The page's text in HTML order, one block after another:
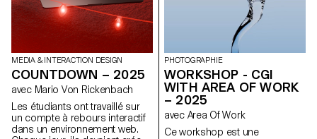
corps, les matériaux et les
environnements sont
modélisés et compris.
MEDIA & INTERACTION DESIGN
COUNTDOWN – 2025
avec Mario Von Rickenbach
Les étudiants ont travaillé sur
un compte à rebours interactif
dans un environnement web.
PHOTOGRAPHIE
WORKSHOP - CGI
WITH AREA OF WORK
– 2025
avec Area Of Work
Ce workshop est une